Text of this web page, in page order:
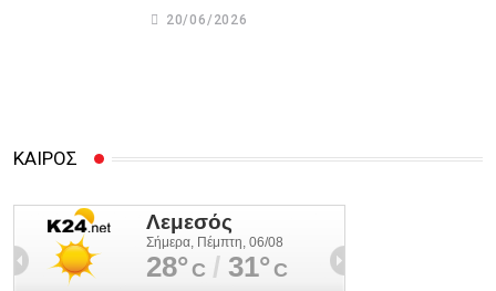
για προσωπικές διαφορές – Στο
20/06/2026
ΚΑΙΡΟΣ